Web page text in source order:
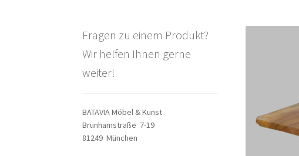
Wohnzimmertisch mit Stühlen
Fragen zu einem Produkt?
Wir helfen Ihnen gerne
weiter!
BATAVIA Möbel & Kunst
Brunhamstraße 7-19
81249 München